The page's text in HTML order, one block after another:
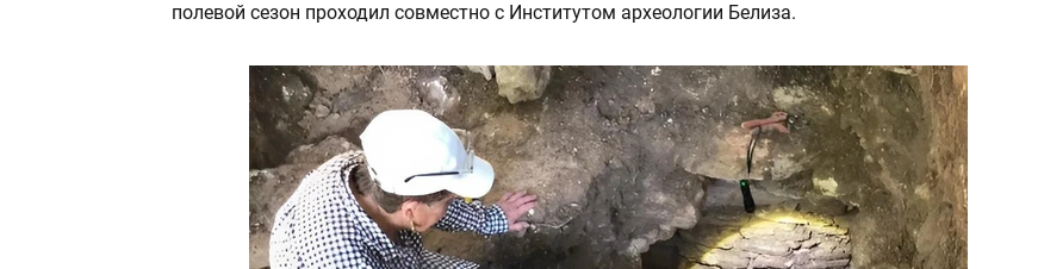
полевой сезон проходил совместно с Институтом археологии Белиза.